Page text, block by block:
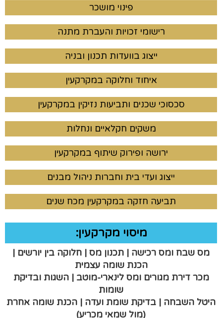
פינוי מושכר
רישומי זכויות והעברת מתנה
ייצוג בוועדות תכנון ובניה
איחוד וחלוקה במקרקעין
סכסוכי שכנים ותביעות נזיקין במקרקעין
משקים חקלאיים ונחלות
ירושה ופירוק שיתוף במקרקעין
ייצוג ועדי בית וחברות ניהול מבנים
תביעה חזקה במקרקעין מכח שנים
מיסוי מקרקעין:
מס שבח ומס רכישה | תכנון מס | חלוקה בין יורשים |
הכנת שומה עצמית
מכר דירת מגורים ומס לינארי-מוטב | השגות ובדיקת
שומות
היטל השבחה | בדיקת שומת ועדה | הכנת שומה אחרת
(מול שמאי מכריע)